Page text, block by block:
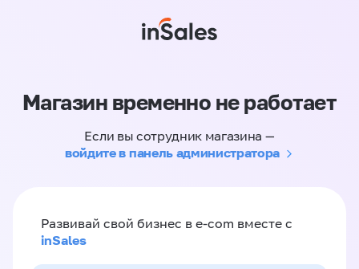
Магазин временно не работает
Если вы сотрудник магазина —
войдите в панель администратора
Развивай свой бизнес в e-com вместе с
inSales